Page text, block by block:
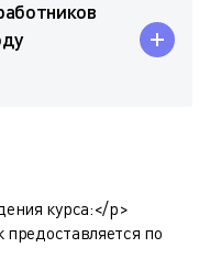
курса:</p>
предоставляется по